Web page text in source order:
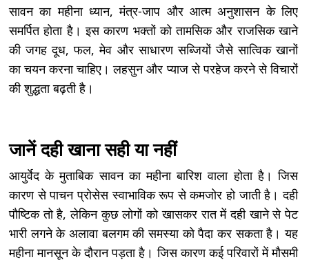
सावन का महीना ध्यान, मंत्र-जाप और आत्म अनुशासन के लिए
समर्पित होता है। इस कारण भक्तों को तामसिक और राजसिक खाने
की जगह दूध, फल, मेव और साधारण सब्जियों जैसे सात्विक खानों
का चयन करना चाहिए। लहसुन और प्याज से परहेज करने से विचारों
की शुद्धता बढ़ती है।
जानें दही खाना सही या नहीं
आयुर्वेद के मुताबिक सावन का महीना बारिश वाला होता है। जिस
कारण से पाचन प्रोसेस स्वाभाविक रूप से कमजोर हो जाती है। दही
पौष्टिक तो है, लेकिन कुछ लोगों को खासकर रात में दही खाने से पेट
भारी लगने के अलावा बलगम की समस्या को पैदा कर सकता है। यह
महीना मानसून के दौरान पड़ता है। जिस कारण कई परिवारों में मौसमी